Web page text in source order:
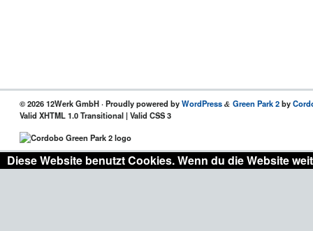
© 2026 12Werk GmbH · Proudly powered byWordPress& Green Park 2by
Valid XHTML 1.0 Transitional | Valid CSS 3
Diese Website benutzt Cookies. Wenn du die Website